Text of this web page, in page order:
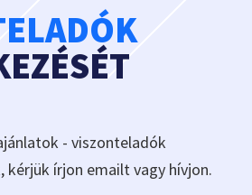
- viszonteladók
kérjük írjon emailt vagy hívjon.